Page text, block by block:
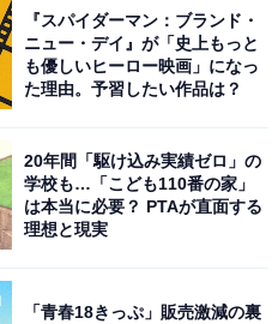
『スパイダーマン：ブランド・
ニュー・デイ』が「史上もっと
も優しいヒーロー映画」になっ
た理由。予習したい作品は？
20年間「駆け込み実績ゼロ」の
学校も…「こども110番の家」
は本当に必要？ PTAが直面する
理想と現実
「青春18きっぷ」販売激減の裏